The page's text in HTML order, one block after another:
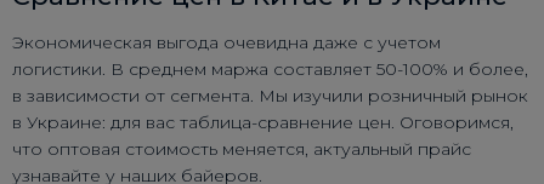
Экономическая выгода очевидна даже с учетом
логистики. В среднем маржа составляет 50-100% и более,
в зависимости от сегмента. Мы изучили розничный рынок
в Украине: для вас таблица-сравнение цен. Оговоримся,
что оптовая стоимость меняется, актуальный прайс
узнавайте у наших байеров.